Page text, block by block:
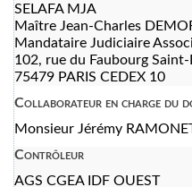
SELAFA MJA
Maître Jean-Charles
Mandataire Judiciaire
102, rue du Faubourg
75479 PARIS CEDEX 10
Collaborateur en charge du
Monsieur Jérémy
Contrôleur
AGS CGEA IDF OUEST